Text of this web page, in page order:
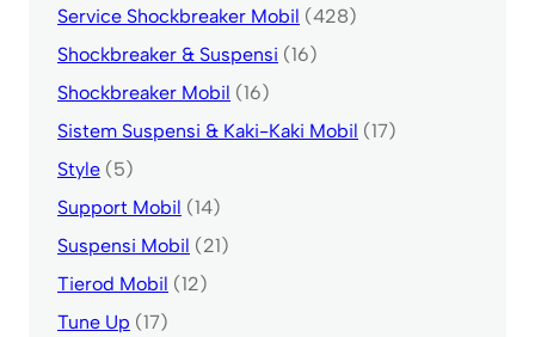
Service Shockbreaker Mobil (428)
Shockbreaker & Suspensi (16)
Shockbreaker Mobil (16)
Sistem Suspensi & Kaki-Kaki Mobil (17)
Style (5)
Support Mobil (14)
Suspensi Mobil (21)
Tierod Mobil (12)
Tune Up (17)